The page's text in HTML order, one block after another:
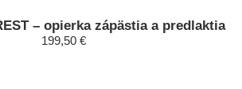
– opierka zápästia a predlaktia
199,50 €